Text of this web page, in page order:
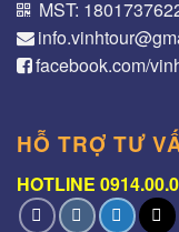
MST:
facebook.com/
HỖ TRỢ TƯ
HOTLINE